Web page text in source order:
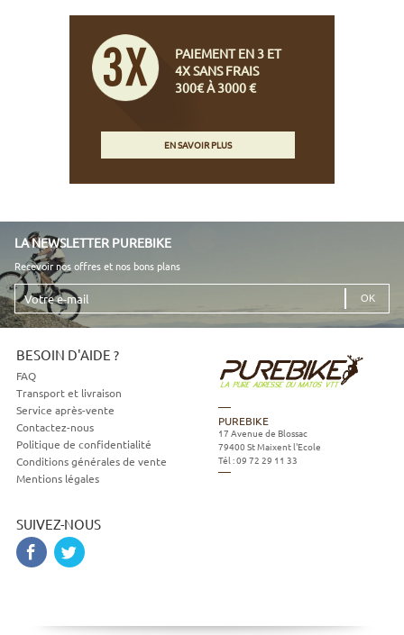
PAIEMENT EN 3 ET
4X SANS FRAIS
300€ À 3000 €
EN SAVOIR PLUS
LA NEWSLETTER PUREBIKE
Recevoir nos offres et nos bons plans
Votre
e-
mail
BESOIN D'AIDE ?
FAQ
Transport et livraison
Service après-vente
Contactez-nous
Politique de confidentialité
Conditions générales de vente
Mentions légales
SUIVEZ-NOUS
PUREBIKE
17 Avenue de Blossac
79400 St Maixent l'Ecole
Tél :09 72 29 11 33